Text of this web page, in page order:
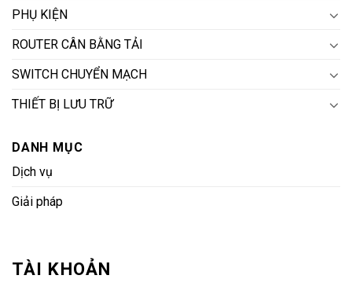
TÀI KHOẢN
PHỤ KIỆN
ROUTER CÂN BẰNG TẢI
SWITCH CHUYỂN MẠCH
THIẾT BỊ LƯU TRỮ
DANH MỤC
Dịch vụ
Giải pháp